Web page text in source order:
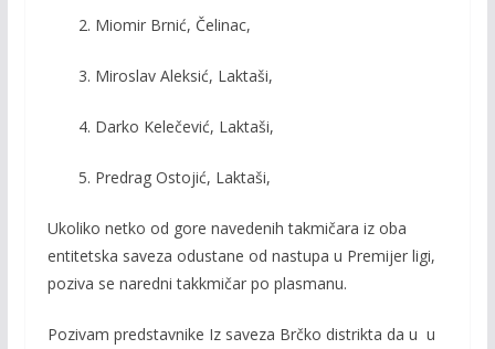
2. Miomir Brnić, Čelinac,
3. Miroslav Aleksić, Laktaši,
4. Darko Kelečević, Laktaši,
5. Predrag Ostojić, Laktaši,
Ukoliko netko od gore navedenih takmičara iz oba
entitetska saveza odustane od nastupa u Premijer ligi,
poziva se naredni takkmičar po plasmanu.
Pozivam predstavnike Iz saveza Brčko distrikta da u u